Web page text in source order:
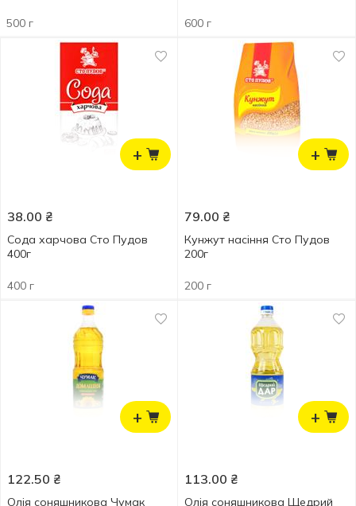
500 г 600 г
+
38.00 ₴
Сода харчова Сто Пудов
400г
400 г
+
79.00 ₴
Кунжут насіння Сто Пудов
200г
200 г
+
122.50 ₴
Олія соняшникова Чумак
+
113.00 ₴
Олія соняшникова Щедрий